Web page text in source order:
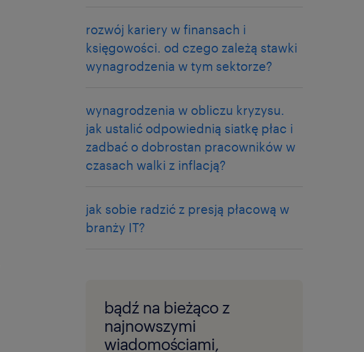
rozwój kariery w finansach i
księgowości. od czego zależą stawki
wynagrodzenia w tym sektorze?
wynagrodzenia w obliczu kryzysu.
jak ustalić odpowiednią siatkę płac i
zadbać o dobrostan pracowników w
czasach walki z inflacją?
jak sobie radzić z presją płacową w
branży IT?
bądź na bieżąco z
najnowszymi
wiadomościami,